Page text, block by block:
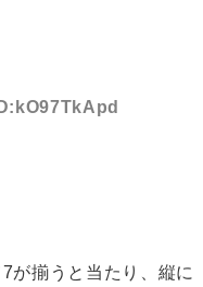
が揃うと当たり、縦に